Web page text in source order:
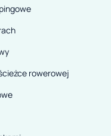
rowerowej